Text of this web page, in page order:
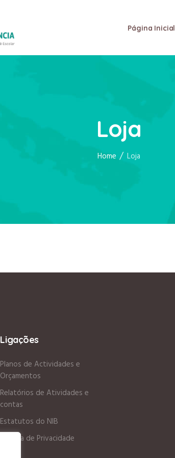
Página Inicial
Loja
Home / Loja
Ligações
Planos de Actividades e
Orçamentos
Relatórios de Atividades e
contas
Estatutos do NIB
Política de Privacidade